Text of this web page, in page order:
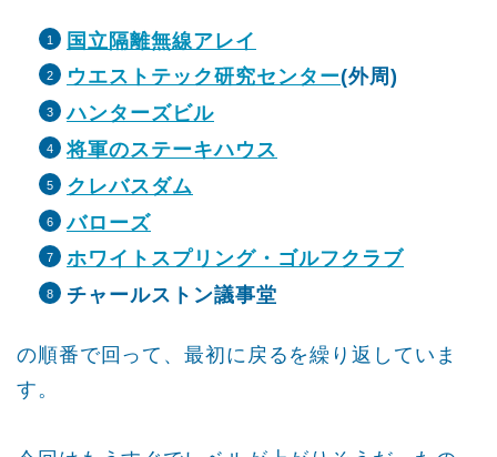
国立隔離無線アレイ
ウエストテック研究センター(外周)
ハンターズビル
将軍のステーキハウス
クレバスダム
バローズ
ホワイトスプリング・ゴルフクラブ
チャールストン議事堂
の順番で回って、最初に戻るを繰り返していま
す。